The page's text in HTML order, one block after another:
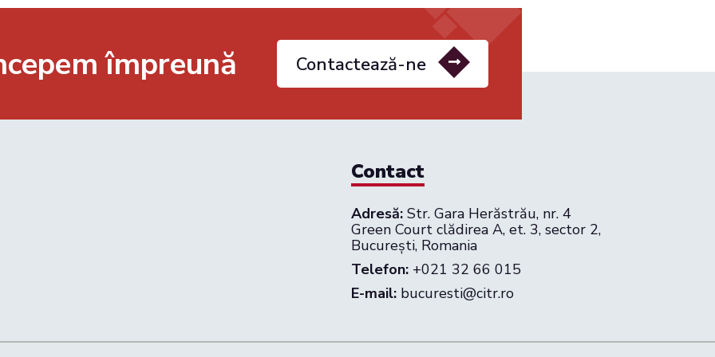
împreună Contactează-ne
Contact
Adresă: Str. Gara Herăstrău, nr. 4
Green Court clădirea A, et. 3, sector 2,
București, Romania
Telefon: +021 32 66 015
E-mail: bucuresti@citr.ro